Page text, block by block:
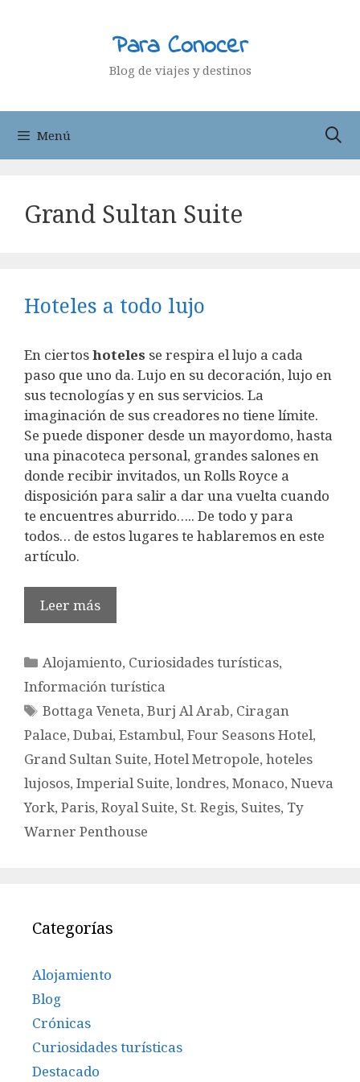
Para Conocer
Blog de viajes y destinos
Menú
Grand Sultan Suite
Hoteles a todo lujo
En ciertoshoteles se respira el lujo a cada
paso que uno da. Lujo en su decoración, lujo en
sus tecnologías y en sus servicios. La
imaginación de sus creadores no tiene límite.
Se puede disponer desde un mayordomo, hasta
una pinacoteca personal, grandes salones en
donde recibir invitados, un Rolls Royce a
disposición para salir a dar una vuelta cuando
te encuentres aburrido….. De todo y para
todos… de estos lugares te hablaremos en este
artículo.
Leer más
Categorías
Alojamiento, Curiosidades turísticas,
Información turística
Etiquetas
Bottaga Veneta,Burj Al Arab, Ciragan
Palace, Dubai, Estambul, Four Seasons Hotel,
Grand Sultan Suite, Hotel Metropole, hoteles
lujosos, Imperial Suite, londres, Monaco, Nueva
York, Paris, Royal Suite, St. Regis, Suites, Ty
Warner Penthouse
Categorías
Alojamiento
Blog
Crónicas
Curiosidades turísticas
Destacado